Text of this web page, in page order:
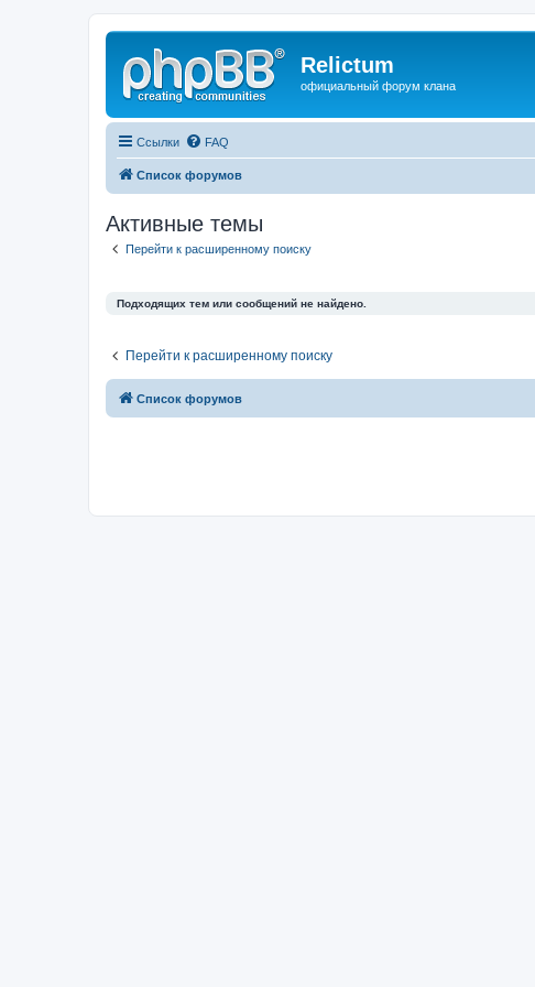
Relictum
официальный форум клана
Ссылки FAQ
Список форумов
Активные темы
Перейти к расширенному поиску
Подходящих тем или сообщений не найдено.
Перейти к расширенному поиску
Список форумов